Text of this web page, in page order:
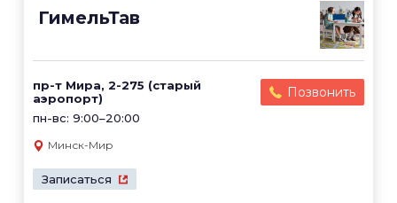
ГимельТав
пр-т Мира, 2-275​ (старый
аэропорт)
пн-вс: 9:00–20:00
Позвонить
Минск-Мир
Записаться